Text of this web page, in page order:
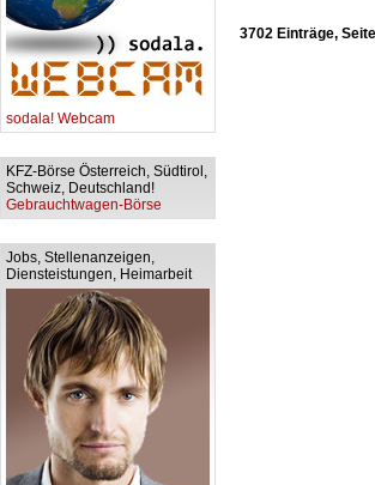
sodala! Webcam
KFZ-Börse Österreich, Südtirol,
Schweiz, Deutschland!
Gebrauchtwagen-Börse
Jobs, Stellenanzeigen,
Diensteistungen, Heimarbeit
3702 Einträge, Seite